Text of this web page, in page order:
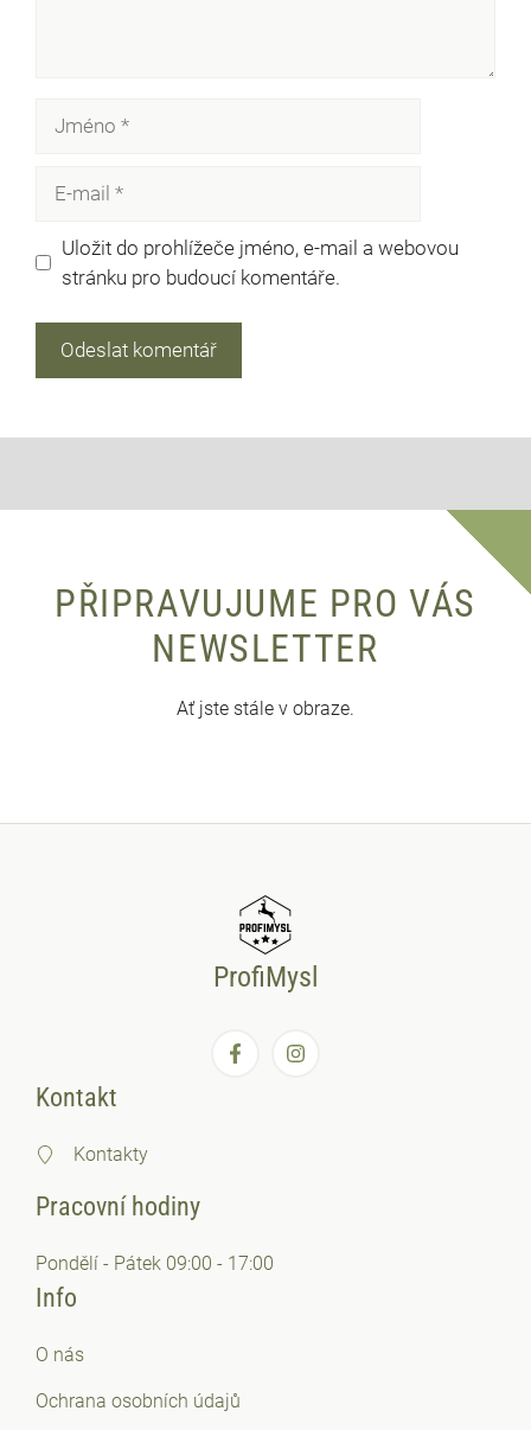
mail
Uložit do prohlížeče jméno, e-mail a webovou
stránku pro budoucí komentáře.
PŘIPRAVUJUME PRO VÁS
NEWSLETTER
Ať jste stále v obraze.
ProfiMysl
Kontakt
Kontakty
Pracovní hodiny
Pondělí - Pátek 09:00 - 17:00
Info
O nás
Ochrana osobních údajů